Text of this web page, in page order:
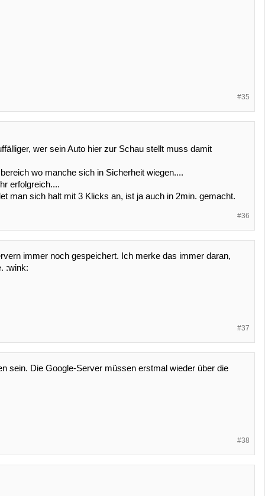
#35
wer sein Auto hier zur Schau stellt muss damit
wo manche sich in Sicherheit wiegen....
erfolgreich....
man sich halt mit 3 Klicks an, ist ja auch in 2min. gemacht.
#36
immer noch gespeichert. Ich merke das immer daran,
:wink:
#37
sein. Die Google-Server müssen erstmal wieder über die
#38